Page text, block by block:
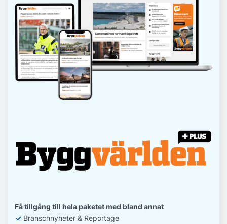
Få tillgång till hela paketet med bland annat
✓ Branschnyheter & Reportage